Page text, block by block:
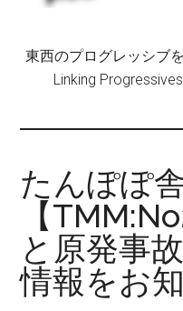
東西のプログレッシ
Linking
たんぽぽ
【
と原発事
情報をお